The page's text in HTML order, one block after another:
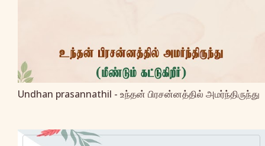
Undhan prasannathil - உந்தன் பிரசன்னத்தில் அமர்ந்திருந்து